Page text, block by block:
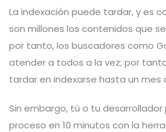
La indexación puede tardar, y es
son millones los contenidos que
por tanto, los buscadores como
atender a todos a la vez; por
tardar en indexarse hasta un mes
Sin embargo, tú o tu
proceso en 10 minutos con la